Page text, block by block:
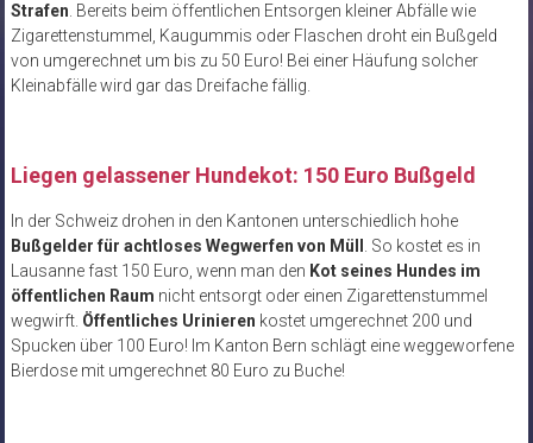
Strafen. Bereits beim öffentlichen Entsorgen kleiner Abfälle wie
Zigarettenstummel, Kaugummis oder Flaschen droht ein Bußgeld
von umgerechnet um bis zu 50 Euro! Bei einer Häufung solcher
Kleinabfälle wird gar das Dreifache fällig.
Liegen gelassener Hundekot: 150 Euro Bußgeld
In der Schweiz drohen in den Kantonen unterschiedlich hohe
Bußgelder für achtloses Wegwerfen von Müll . So kostet es in
Lausanne fast 150 Euro, wenn man den Kot seines Hundes im
öffentlichen Raum nicht entsorgt oder einen Zigarettenstummel
wegwirft. Öffentliches Urinieren kostet umgerechnet 200 und
Spucken über 100 Euro! Im Kanton Bern schlägt eine weggeworfene
Bierdose mit umgerechnet 80 Euro zu Buche!